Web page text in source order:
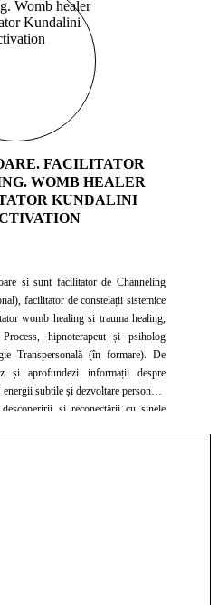
FACILITATOR
WOMB HEALER
KUNDALINI
și sunt facilitator de Channeling
facilitator de constelații sistemice
womb healing și trauma healing,
hipnoterapeut și psiholog
Transpersonală (în formare). De
și aprofundezi informații despre
subtile și dezvoltare personală,
și reconectării cu sinele
și energetic. Expertiza mea
și Kundalini Activation Process. •
femeilor în explorarea și